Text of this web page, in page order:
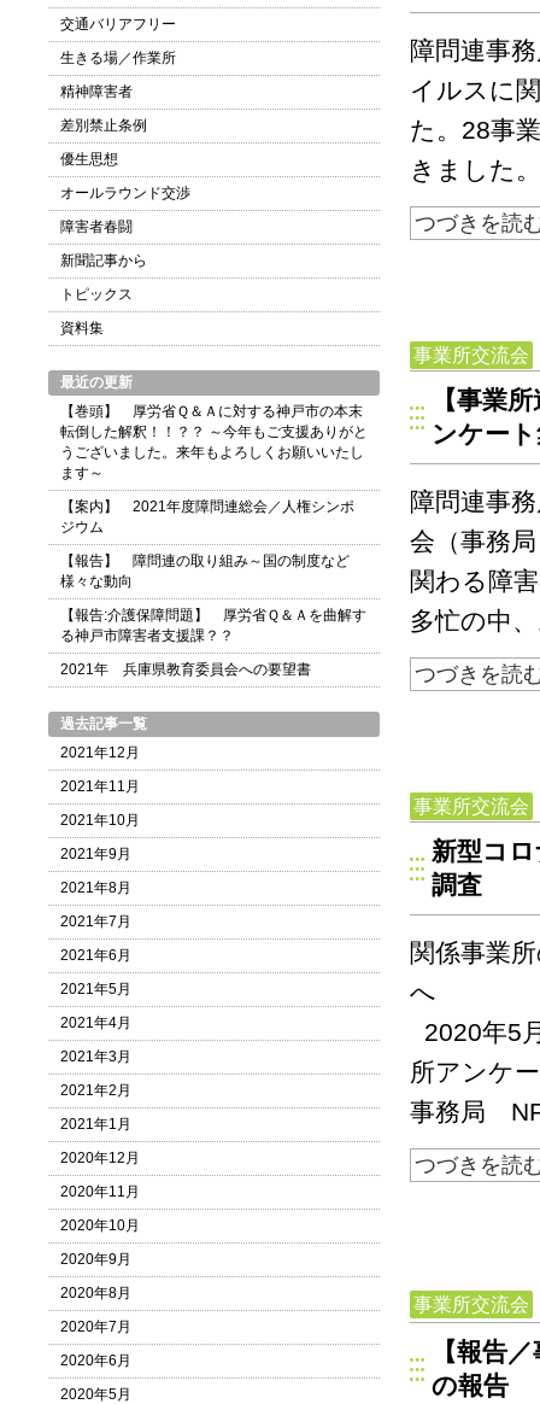
障問連事
イルスに
た。28事
きました
つづきを読
事業所交流会
【事業
ンケー
障問連事
会（事務
関わる障
多忙の中
つづきを読
事業所交流会
新型コ
調査
関係事業
2020年5
所アンケ
事務局
つづきを読
事業所交流会
【報告
の報告
交通バリアフリー
生きる場／作業所
精神障害者
差別禁止条例
優生思想
オールラウンド交渉
障害者春闘
新聞記事から
トピックス
資料集
最近の更新
【巻頭】 厚労省Ｑ＆Ａに対する神戸市の本末
転倒した解釈！！？？ ～今年もご支援ありがと
うございました。来年もよろしくお願いいたし
ます～
【案内】 2021年度障問連総会／人権シンポ
ジウム
【報告】 障問連の取り組み～国の制度など
様々な動向
【報告:介護保障問題】 厚労省Ｑ＆Ａを曲解す
る神戸市障害者支援課？？
2021年 兵庫県教育委員会への要望書
過去記事一覧
2021年12月
2021年11月
2021年10月
2021年9月
2021年8月
2021年7月
2021年6月
2021年5月
2021年4月
2021年3月
2021年2月
2021年1月
2020年12月
2020年11月
2020年10月
2020年9月
2020年8月
2020年7月
2020年6月
2020年5月